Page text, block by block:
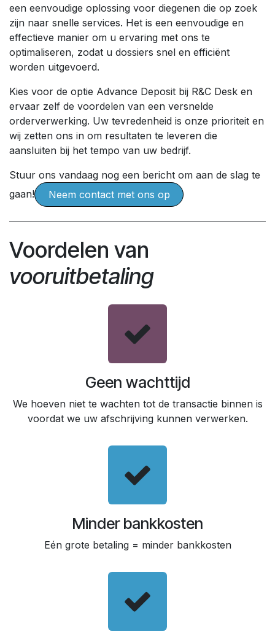
een eenvoudige oplossing voor diegenen die op zoek
zijn naar snelle services. Het is een eenvoudige en
effectieve manier om u ervaring met ons te
optimaliseren, zodat u dossiers snel en efficiënt
worden uitgevoerd.
Kies voor de optie Advance Deposit bij R&C Desk en
ervaar zelf de voordelen van een versnelde
orderverwerking. Uw tevredenheid is onze prioriteit en
wij zetten ons in om resultaten te leveren die
aansluiten bij het tempo van uw bedrijf.
Stuur ons vandaag nog een bericht om aan de slag te
gaan!
Neem contact met ons op
Voordelen van
vooruitbetaling
Geen wachttijd
We hoeven niet te wachten tot de transactie binnen is
voordat we uw afschrijving kunnen verwerken.
Minder bankkosten
Eén grote betaling = minder bankkosten